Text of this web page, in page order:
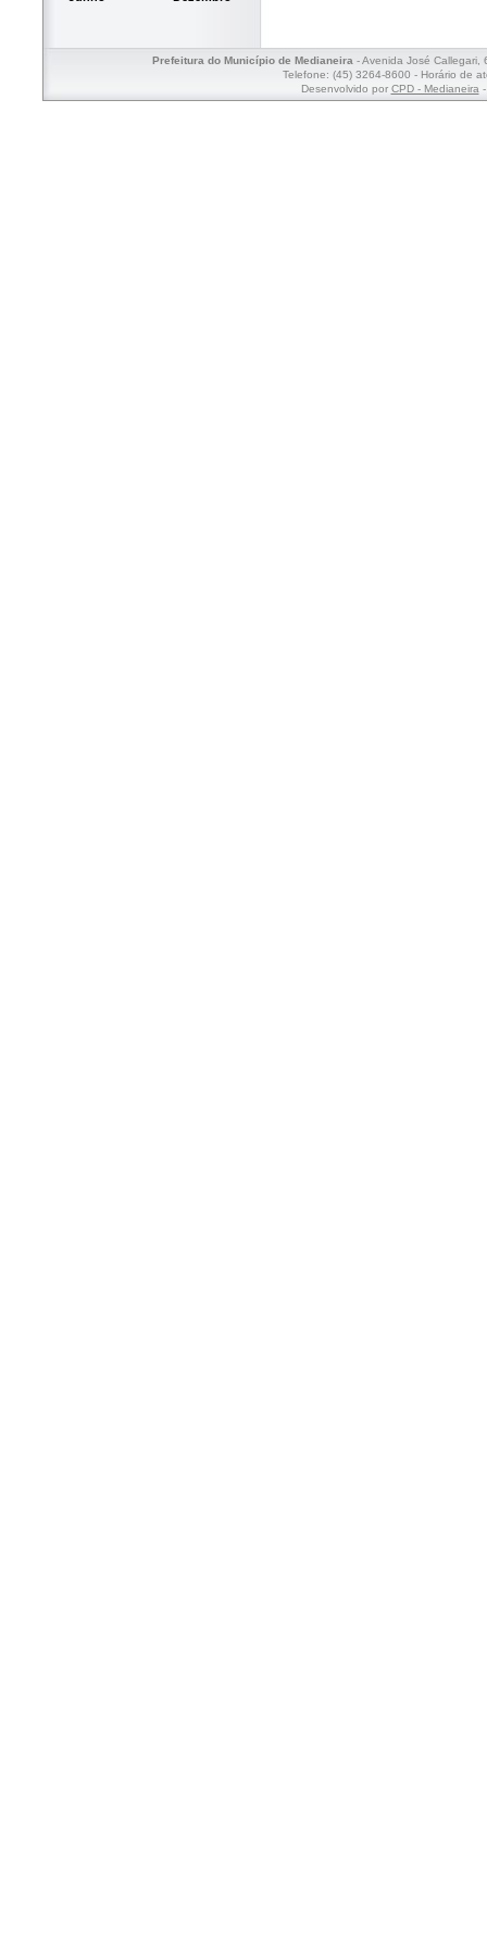
Prefeitura do Município de Medianeira- Avenida José Callegari,
Telefone: (45) 3264-8600 - Horário de
Desenvolvido por CPD - Medianeira-